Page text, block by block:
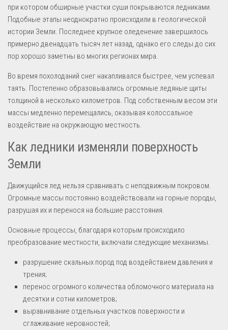
при котором обширные участки суши покрываются ледниками.
Подобные этапы неоднократно происходили в геологической
истории Земли. Последнее крупное оледенение завершилось
примерно двенадцать тысяч лет назад, однако его следы до сих
пор хорошо заметны во многих регионах мира.
Во время похолоданий снег накапливался быстрее, чем успевал
таять. Постепенно образовывались огромные ледяные щиты
толщиной в несколько километров. Под собственным весом эти
массы медленно перемещались, оказывая колоссальное
воздействие на окружающую местность.
Как ледники изменяли поверхность
Земли
Движущийся лед нельзя сравнивать с неподвижным покровом.
Огромные массы постоянно воздействовали на горные породы,
разрушая их и перенося на большие расстояния.
Основные процессы, благодаря которым происходило
преобразование местности, включали следующие механизмы.
разрушение скальных пород под воздействием давления и
трения;
перенос огромного количества обломочного материала на
десятки и сотни километров;
выравнивание отдельных участков поверхности и
сглаживание неровностей;